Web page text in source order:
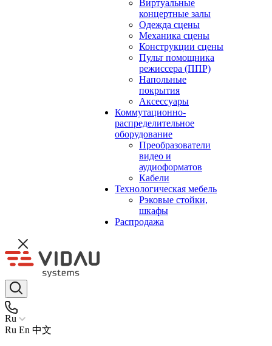
Виртуальные
концертные залы
Одежда сцены
Механика сцены
Конструкции сцены
Пульт помощника
режиссера (ППР)
Напольные
покрытия
Аксессуары
Коммутационно-
распределительное
оборудование
Преобразователи
видео и
аудиоформатов
Кабели
Технологическая мебель
Рэковые стойки,
шкафы
Распродажа
Ru
Ru En 中文